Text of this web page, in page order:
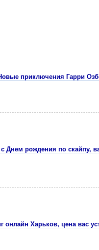
приключения Гарри
Днем рождения по скайпу,
онлайн Харьков, цена вас